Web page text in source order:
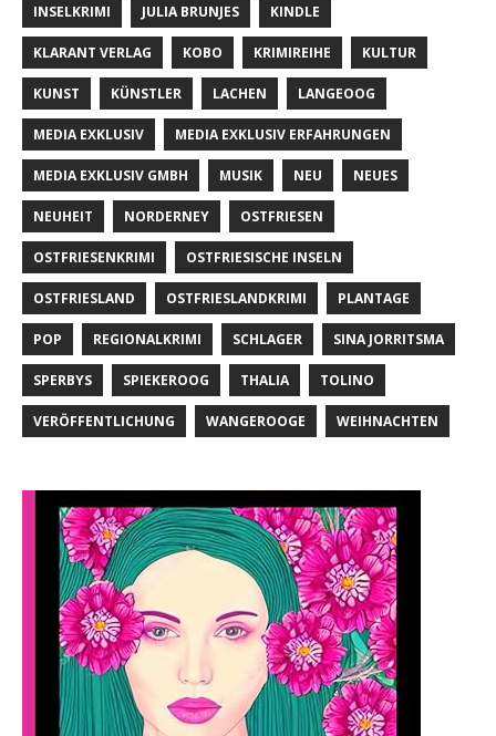
INSELKRIMI JULIA BRUNJES KINDLE
KLARANT VERLAG KOBO KRIMIREIHE KULTUR
KUNST KÜNSTLER LACHEN LANGEOOG
MEDIA EXKLUSIV MEDIA EXKLUSIV ERFAHRUNGEN
MEDIA EXKLUSIV GMBH MUSIK NEU NEUES
NEUHEIT NORDERNEY OSTFRIESEN
OSTFRIESENKRIMI OSTFRIESISCHE INSELN
OSTFRIESLAND OSTFRIESLANDKRIMI PLANTAGE
POP REGIONALKRIMI SCHLAGER SINA JORRITSMA
SPERBYS SPIEKEROOG THALIA TOLINO
VERÖFFENTLICHUNG WANGEROOGE WEIHNACHTEN